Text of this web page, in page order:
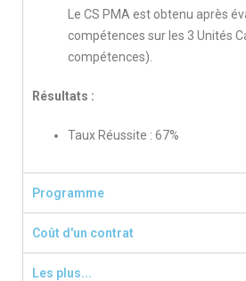
Le CS PMA est obtenu après
compétences sur les 3 Unités
compétences).
Résultats :
Taux Réussite : 67%
Programme
Coût d'un contrat
Les plus...